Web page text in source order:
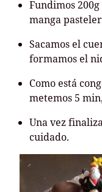
Fundimos
manga
Sacamos el
formamos el
Como está
metemos 5
Una vez
cuidado.